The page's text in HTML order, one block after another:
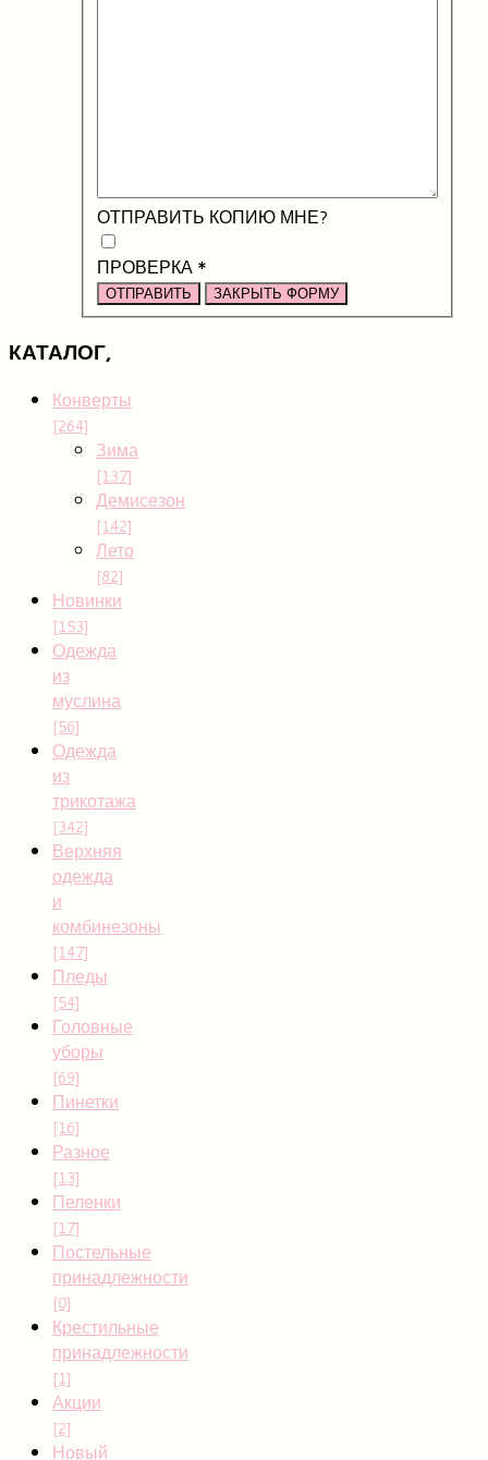
ОТПРАВИТЬ КОПИЮ МНЕ?
ПРОВЕРКА*
ОТПРАВИТЬ ЗАКРЫТЬ ФОРМУ
КАТАЛОГ,
Конверты
[264]
Зима
[137]
Демисезон
[142]
Лето
[82]
Новинки
[153]
Одежда
из
муслина
[56]
Одежда
из
трикотажа
[342]
Верхняя
одежда
и
комбинезоны
[147]
Пледы
[54]
Головные
уборы
[69]
Пинетки
[16]
Разное
[13]
Пеленки
[17]
Постельные
принадлежности
[0]
Крестильные
принадлежности
[1]
Акции
[2]
Новый